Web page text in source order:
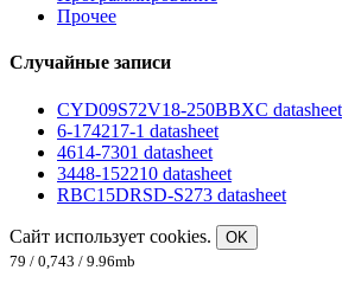
Прочее
Случайные записи
CYD09S72V18-250BBXC datasheet
6-174217-1 datasheet
4614-7301 datasheet
3448-152210 datasheet
RBC15DRSD-S273 datasheet
Сайт использует cookies.
OK
79 / 0,743 / 9.96mb